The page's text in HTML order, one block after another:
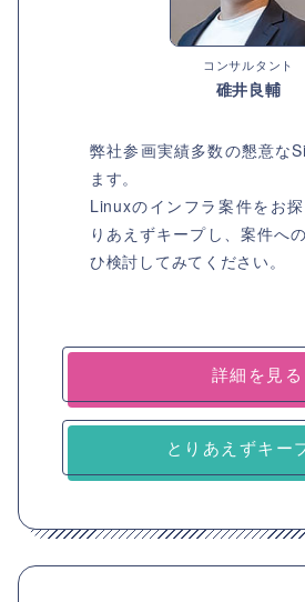
コンサルタント
碓井良輔
弊社参画実績多数の懇意な
ます。
Linuxのインフラ案件をお
りあえずキープし、案件へ
ひ検討してみてください。
詳細を見る
とりあえずキー